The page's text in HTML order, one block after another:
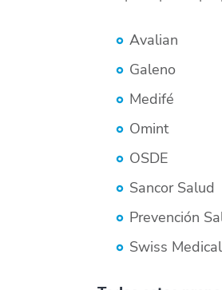
Avalian
Galeno
Medifé
Omint
OSDE
Sancor Salud
Prevención
Swiss Medical